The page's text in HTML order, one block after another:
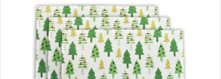
Háztartás
Hobbi és kert
Gyűjtemény